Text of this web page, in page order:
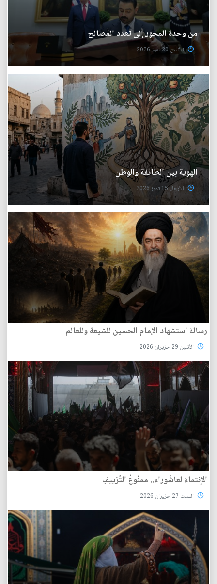
من وحدة المحور إلى تعدد المصالح
الأثنين 20 تموز 2026
الهوية بين الطائفة والوطن
الأربعاء 15 تموز 2026
رسالة استشهاد الإمام الحسين للشيعة وللعالم
الأثنين 29 حزيران 2026
الإِنتماءُ لعاشُوراء.. ممنُوعُ التَّزييفِ
السبت 27 حزيران 2026